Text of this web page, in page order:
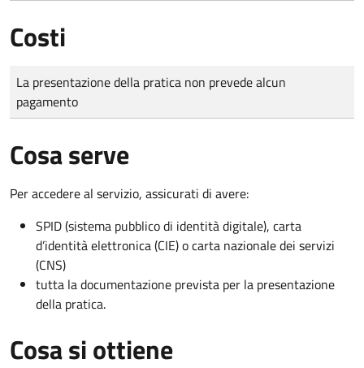
Costi
Tipo di pagamento
Importo
La presentazione della pratica non prevede alcun
pagamento
Cosa serve
Per accedere al servizio, assicurati di avere:
SPID (sistema pubblico di identità digitale), carta
d’identità elettronica (CIE) o carta nazionale dei servizi
(CNS)
tutta la documentazione prevista per la presentazione
della pratica.
Cosa si ottiene